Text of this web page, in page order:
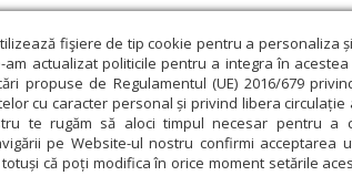
fişiere de tip cookie pentru a personaliza
am actualizat politicile pentru a integra în
propuse de Regulamentul (UE) 2016/679
cu caracter personal și privind libera
te rugăm să aloci timpul necesar pentru a
pe Website-ul nostru confirmi acceptarea
că poți modifica în orice moment setările
Teologie și spiritualitate Educaţie